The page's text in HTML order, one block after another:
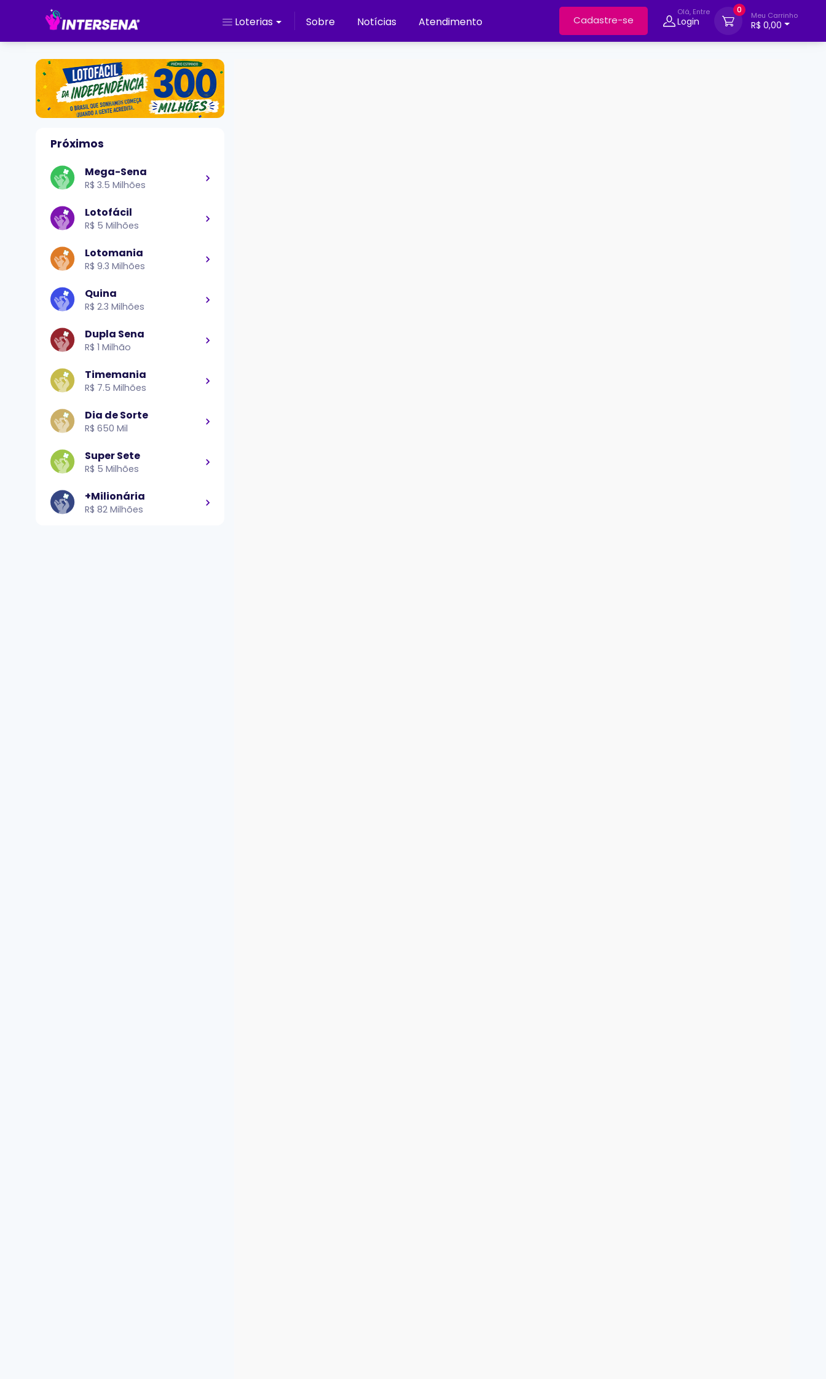
Loterias Sobre Notícias Atendimento Cadastre-se
Olá, Entre
Login
0
Meu Carrinho
R$ 0,00
Próximos
Mega-Sena
R$ 3.5 Milhões
Lotofácil
R$ 5 Milhões
Lotomania
R$ 9.3 Milhões
Quina
R$ 2.3 Milhões
Dupla Sena
R$ 1 Milhão
Timemania
R$ 7.5 Milhões
Dia de Sorte
R$ 650 Mil
Super Sete
R$ 5 Milhões
+Milionária
R$ 82 Milhões